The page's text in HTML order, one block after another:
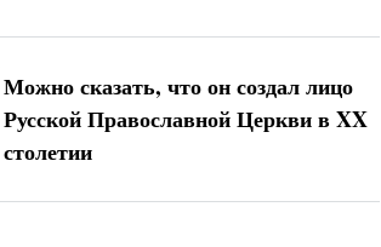
Можно сказать, что он создал лицо
Русской Православной Церкви в XX
столетии